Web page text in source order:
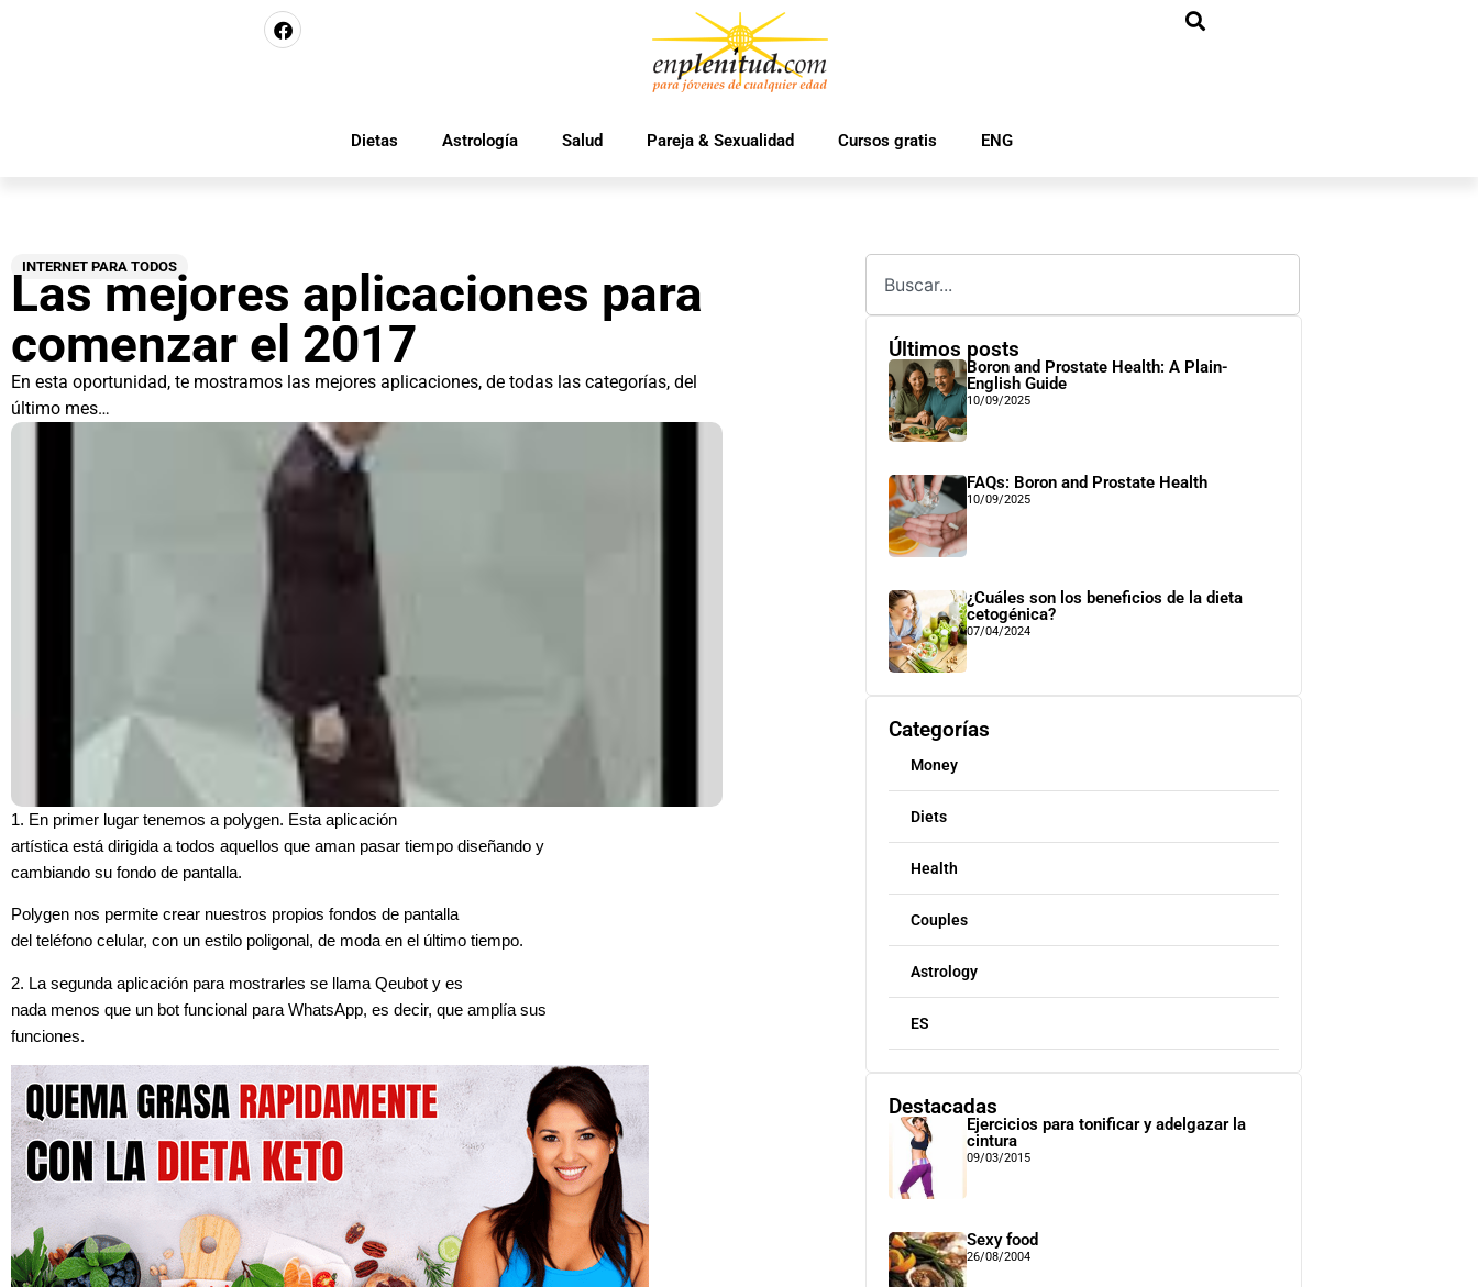
Dietas Astrología Salud Pareja & Sexualidad Cursos gratis ENG
INTERNET PARA TODOS
Las mejores aplicaciones para
comenzar el 2017
En esta oportunidad, te mostramos las mejores aplicaciones, de todas las categorías, del
último mes…
1. En primer lugar tenemos a polygen. Esta aplicación
artística está dirigida a todos aquellos que aman pasar tiempo diseñando y
cambiando su fondo de pantalla.
Polygen nos permite crear nuestros propios fondos de pantalla
del teléfono celular, con un estilo poligonal, de moda en el último tiempo.
2. La segunda aplicación para mostrarles se llama Qeubot y es
nada menos que un bot funcional para WhatsApp, es decir, que amplía sus
funciones.
Últimos posts
Boron and Prostate Health: A Plain-
English Guide
10/09/2025
FAQs: Boron and Prostate Health
10/09/2025
¿Cuáles son los beneficios de la dieta
cetogénica?
07/04/2024
Categorías
Money
Diets
Health
Couples
Astrology
ES
Destacadas
Ejercicios para tonificar y adelgazar la
cintura
09/03/2015
Sexy food
26/08/2004